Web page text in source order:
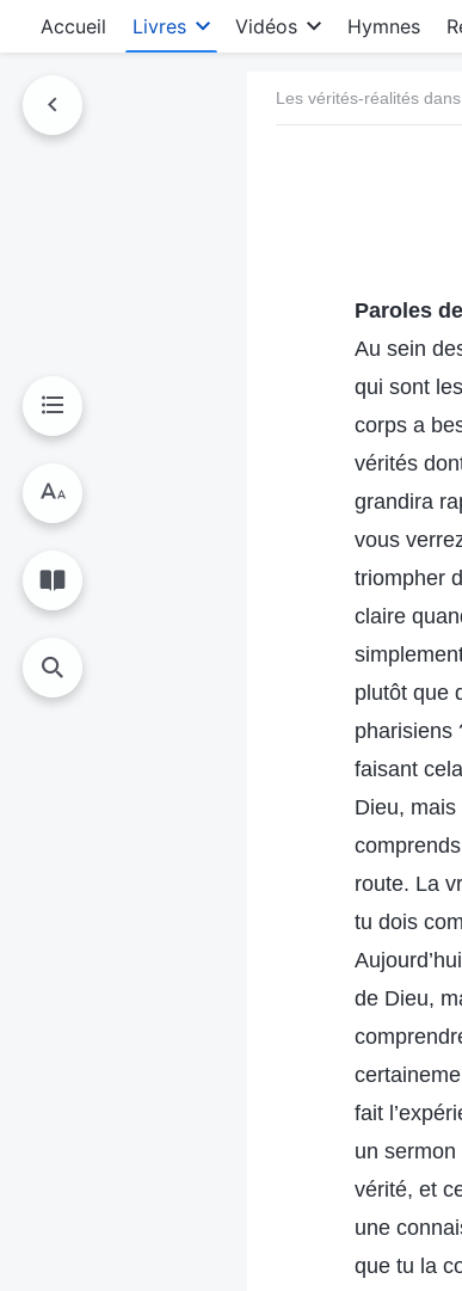
Accueil Livres Vidéos Hymnes
Les vérités-réalités
Paroles
Au sein
qui sont
corps a
vérités
grandira
vous
triompher
claire
plutôt que
pharisiens
faisant
Dieu,
route. La
tu dois
de Dieu,
fait
un sermon
vérité, et
une
que tu la